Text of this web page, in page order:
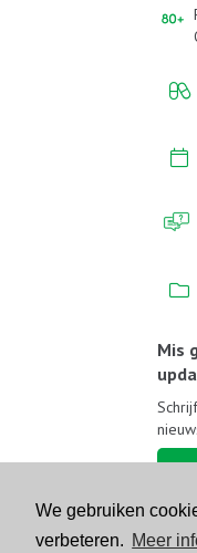
We gebruiken
verbeteren. Meer
Mis
Volg